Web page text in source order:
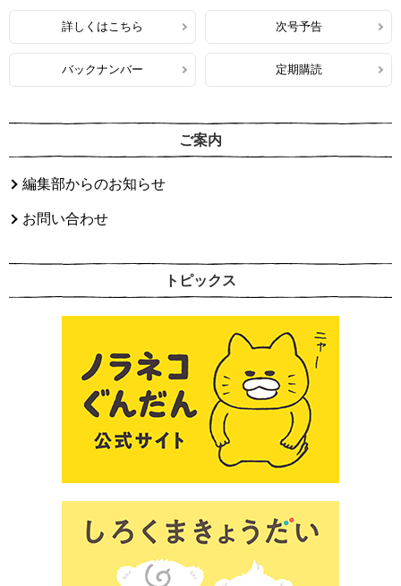
詳しくはこちら 次号予告
バックナンバー 定期購読
ご案内
編集部からのお知らせ
お問い合わせ
トピックス